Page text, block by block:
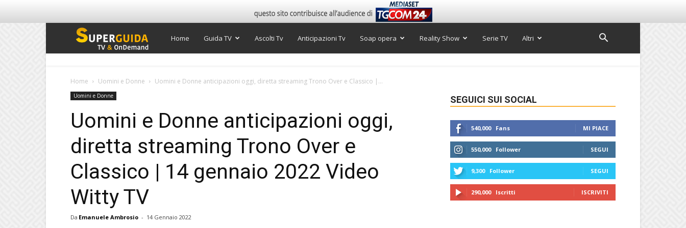
Super
Home Guida TV Ascolti Tv Anticipazioni Tv Soap opera Reality Show Serie TV Altri
Home Uomini e Donne Uomini e Donne anticipazioni oggi, diretta streaming Trono Over e Classico |...
Uomini e Donne
Uomini e Donne anticipazioni oggi,
diretta streaming Trono Over e
Classico | 14 gennaio 2022 Video
Witty TV
Da Emanuele Ambrosio - 14 Gennaio 2022
SEGUICI SUI SOCIAL
540,000 Fans MI PIACE
550,000 Follower SEGUI
9,300 Follower SEGUI
290,000 Iscritti ISCRIVITI